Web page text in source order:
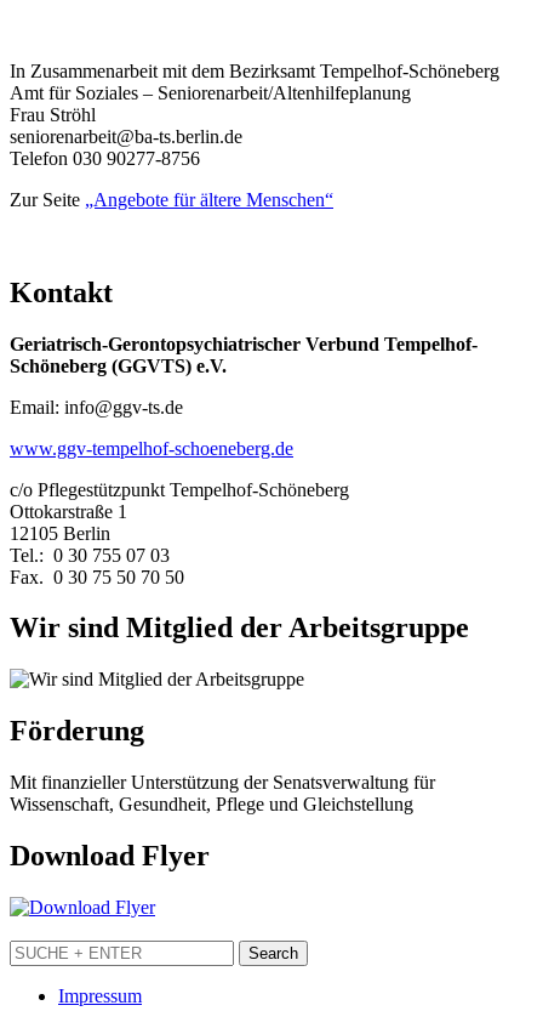
In Zusammenarbeit mit dem Bezirksamt Tempelhof-Schöneberg
Amt für Soziales – Seniorenarbeit/Altenhilfeplanung
Frau Ströhl
seniorenarbeit@ba-ts.berlin.de
Telefon 030 90277-8756
Zur Seite „Angebote für ältere Menschen“
Kontakt
Geriatrisch-Gerontopsychiatrischer Verbund Tempelhof-
Schöneberg (GGVTS) e.V.
Email: info@ggv-ts.de
www.ggv-tempelhof-schoeneberg.de
c/o Pflegestützpunkt Tempelhof-Schöneberg
Ottokarstraße 1
12105 Berlin
Tel.: 0 30 755 07 03
Fax. 0 30 75 50 70 50
Wir sind Mitglied der Arbeitsgruppe
Förderung
Mit finanzieller Unterstützung der Senatsverwaltung für
Wissenschaft, Gesundheit, Pflege und Gleichstellung
Download Flyer
Impressum